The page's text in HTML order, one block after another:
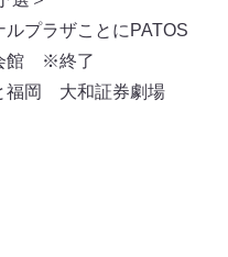
プラザことにPATOS
館 ※終了
福岡 大和証券劇場